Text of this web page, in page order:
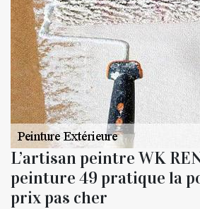
L’artisan peintre WK
peinture 49 pratique la
prix pas cher